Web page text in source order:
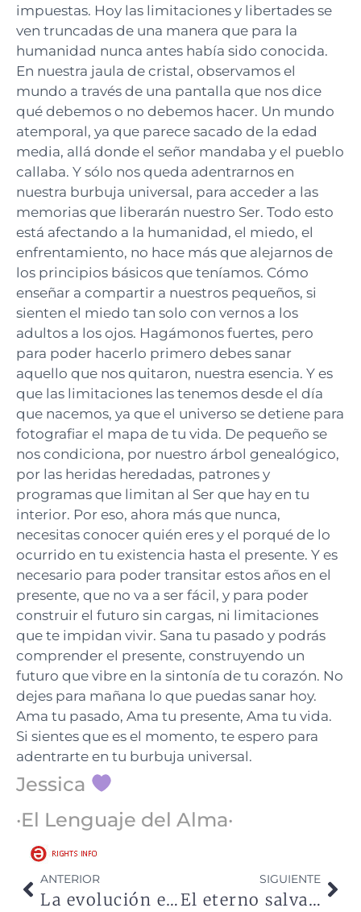
impuestas. Hoy las limitaciones y libertades se
ven truncadas de una manera que para la
humanidad nunca antes había sido conocida.
En nuestra jaula de cristal, observamos el
mundo a través de una pantalla que nos dice
qué debemos o no debemos hacer. Un mundo
atemporal, ya que parece sacado de la edad
media, allá donde el señor mandaba y el pueblo
callaba. Y sólo nos queda adentrarnos en
nuestra burbuja universal, para acceder a las
memorias que liberarán nuestro Ser. Todo esto
está afectando a la humanidad, el miedo, el
enfrentamiento, no hace más que alejarnos de
los principios básicos que teníamos. Cómo
enseñar a compartir a nuestros pequeños, si
sienten el miedo tan solo con vernos a los
adultos a los ojos. Hagámonos fuertes, pero
para poder hacerlo primero debes sanar
aquello que nos quitaron, nuestra esencia. Y es
que las limitaciones las tenemos desde el día
que nacemos, ya que el universo se detiene para
fotografiar el mapa de tu vida. De pequeño se
nos condiciona, por nuestro árbol genealógico,
por las heridas heredadas, patrones y
programas que limitan al Ser que hay en tu
interior. Por eso, ahora más que nunca,
necesitas conocer quién eres y el porqué de lo
ocurrido en tu existencia hasta el presente. Y es
necesario para poder transitar estos años en el
presente, que no va a ser fácil, y para poder
construir el futuro sin cargas, ni limitaciones
que te impidan vivir. Sana tu pasado y podrás
comprender el presente, construyendo un
futuro que vibre en la sintonía de tu corazón. No
dejes para mañana lo que puedas sanar hoy.
Ama tu pasado, Ama tu presente, Ama tu vida.
Si sientes que es el momento, te espero para
adentrarte en tu burbuja universal.
Jessica
·El Lenguaje del Alma·
ANTERIOR
La evolución en el cambio
SIGUIENTE
El eterno salvador